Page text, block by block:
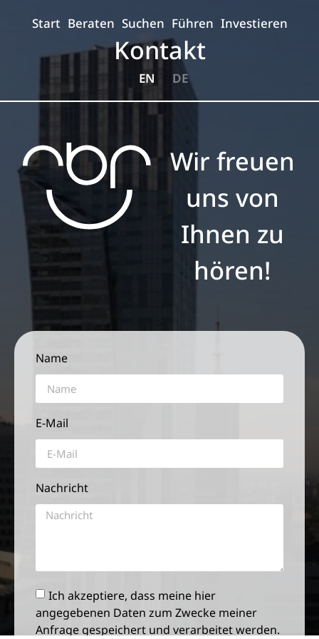
Start Beraten Suchen Führen Investieren
Kontakt
EN DE
Wir freuen
uns von
Ihnen zu
hören!
Name
E-Mail
Nachricht
Ich akzeptiere, dass meine hier
angegebenen Daten zum Zwecke meiner
Anfrage gespeichert und verarbeitet werden.